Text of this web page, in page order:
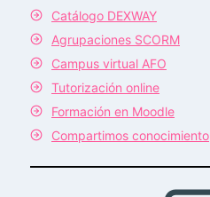
Catálogo DEXWAY
Agrupaciones SCORM
Campus virtual AFO
Tutorización online
Formación en Moodle
Compartimos conocimiento